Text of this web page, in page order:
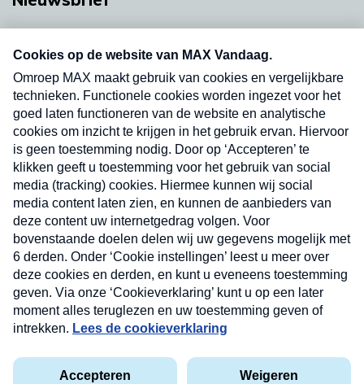
nieuwsbrief. Elke vrijdag- en dinsdagochtend in
uw mailbox.
Verzend
Privacyverklaring
Cookieverklaring
Nieuwsbrief
Neem hier een gratis abonnement op onze
nieuwsbrief. Elke vrijdag- en dinsdagochtend in uw